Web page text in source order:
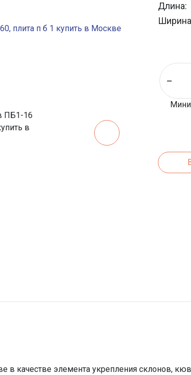
Длина:
в качестве элемента укрепления склонов,